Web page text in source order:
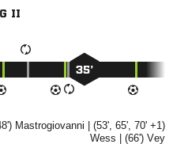
II
35’
 | (53', 65', 70' +1)
 | (66') 